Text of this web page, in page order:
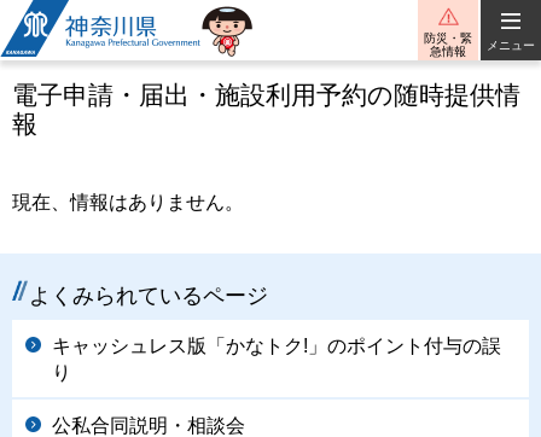
神奈川県
防災・緊
急情報
メニュー
電子申請・届出・施設利用予約の随時提供情
報
現在、情報はありません。
よくみられているページ
キャッシュレス版「かなトク!」のポイント付与の誤
り
公私合同説明・相談会